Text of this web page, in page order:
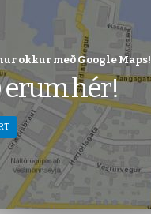
okkur með Google Maps!
erum hér!